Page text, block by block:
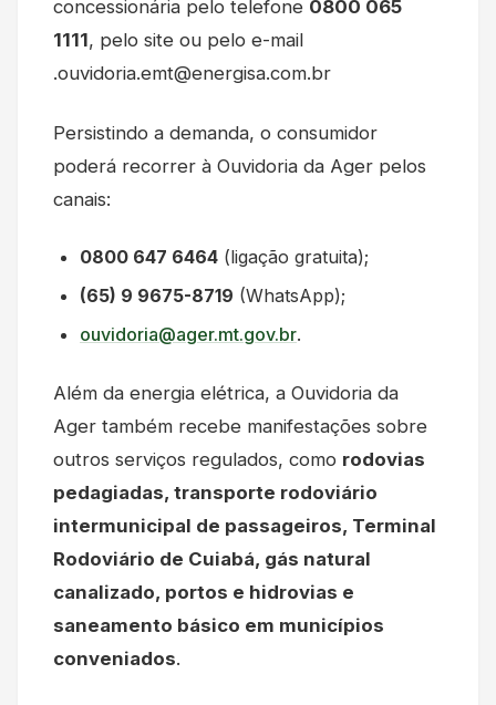
concessionária pelo telefone 0800 065
1111, pelo site ou pelo e-mail
.ouvidoria.emt@energisa.com.br
Persistindo a demanda, o consumidor
poderá recorrer à Ouvidoria da Ager pelos
canais:
0800 647 6464 (ligação gratuita);
(65) 9 9675-8719 (WhatsApp);
ouvidoria@ager.mt.gov.br.
Além da energia elétrica, a Ouvidoria da
Ager também recebe manifestações sobre
outros serviços regulados, como rodovias
pedagiadas, transporte rodoviário
intermunicipal de passageiros, Terminal
Rodoviário de Cuiabá, gás natural
canalizado, portos e hidrovias e
saneamento básico em municípios
conveniados.